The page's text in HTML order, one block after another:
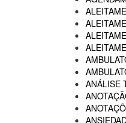
ANÁLISE